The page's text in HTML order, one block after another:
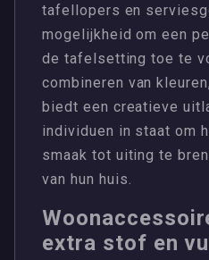
tafellopers en
mogelijkheid om een
de tafelsetting toe te
combineren van
biedt een creatieve
individuen in staat om
smaak tot uiting te
van hun huis.
extra stof en